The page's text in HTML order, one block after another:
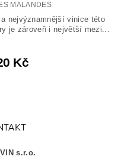
MALANDES
nejvýznamnější vinice této
je zároveň i největší mezi...
Kč
s.r.o.